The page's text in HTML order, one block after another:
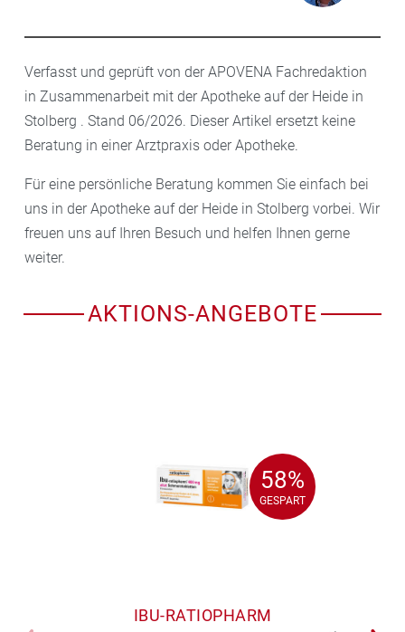
Verfasst und geprüft von der APOVENA Fachredaktion
in Zusammenarbeit mit der Apotheke auf der Heide in
Stolberg . Stand 06/2026. Dieser Artikel ersetzt keine
Beratung in einer Arztpraxis oder Apotheke.
Für eine persönliche Beratung kommen Sie einfach bei
uns in der Apotheke auf der Heide in Stolberg vorbei. Wir
freuen uns auf Ihren Besuch und helfen Ihnen gerne
weiter.
AKTIONS-ANGEBOTE
58%
GESPART
58%
GESPART
IBU-RATIOPHARM